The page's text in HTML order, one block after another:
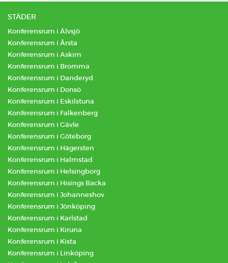
STÄDER
Konferensrum i Älvsjö
Konferensrum i Årsta
Konferensrum i Askim
Konferensrum i Bromma
Konferensrum i Danderyd
Konferensrum i Donsö
Konferensrum i Eskilstuna
Konferensrum i Falkenberg
Konferensrum i Gävle
Konferensrum i Göteborg
Konferensrum i Hägersten
Konferensrum i Halmstad
Konferensrum i Helsingborg
Konferensrum i Hisings Backa
Konferensrum i Johanneshov
Konferensrum i Jönköping
Konferensrum i Karlstad
Konferensrum i Kiruna
Konferensrum i Kista
Konferensrum i Linköping